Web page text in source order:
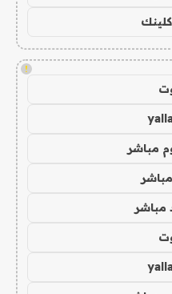
!
مباشر
مباشر